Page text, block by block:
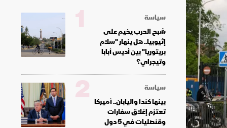
سياسة
شبح الحرب يخيم على
إثيوبيا.. هل ينهار "سلام
بريتوريا" بين أديس أبابا
وتيجراي؟
1
سياسة
بينها كندا واليابان.. أميركا
تعتزم إغلاق سفارات
وقنصليات في 5 دول
2